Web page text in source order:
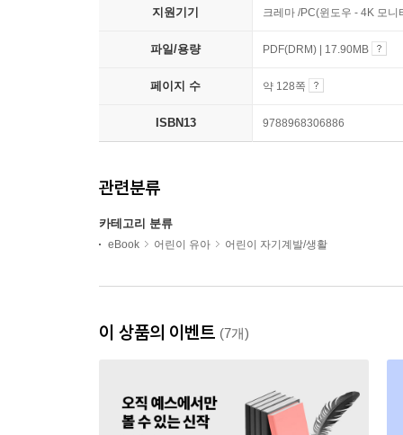
지원기기 크레마 /PC(윈도우 - 4K 모
파일/용량 PDF(DRM) | 17.90MB
페이지 수 약 128쪽
ISBN13 9788968306886
관련분류
카테고리 분류
eBook 어린이 유아 어린이 자기계발/생활
이 상품의 이벤트 (7개)